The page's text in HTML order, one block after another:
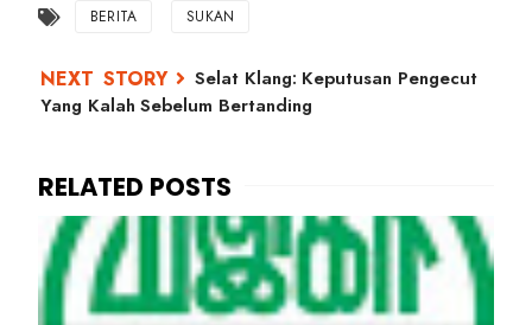
BERITA SUKAN
Selat Klang: Keputusan Pengecut
Yang Kalah Sebelum Bertanding